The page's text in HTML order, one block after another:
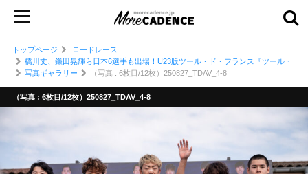
トップページ
ロードレース
橋川丈、鎌田晃輝ら日本6選手も出場！U23版ツール・ド・フランス『ツール・ド
写真ギャラリー
（写真 : 6枚目/12枚）250827_TDAV_4-8
（写真 : 6枚目/12枚）250827_TDAV_4-8